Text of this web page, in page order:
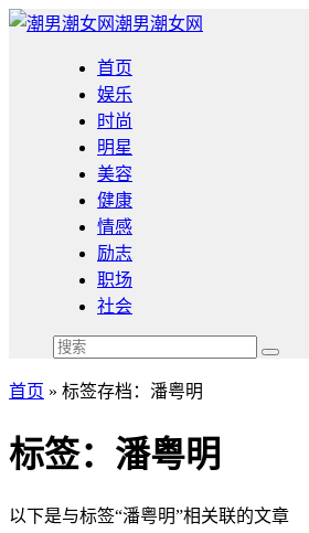
潮男潮女网
首页
娱乐
时尚
明星
美容
健康
情感
励志
职场
社会
首页 » 标签存档：潘粤明
标签：潘粤明
以下是与标签“潘粤明”相关联的文章